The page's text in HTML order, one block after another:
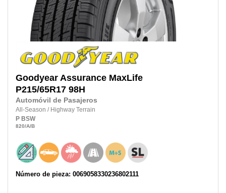
Goodyear Assurance MaxLife
P215/65R17 98H
Automóvil de Pasajeros
All-Season / Highway Terrain
P BSW
820/A/B
Número de pieza: 0069058330236802111